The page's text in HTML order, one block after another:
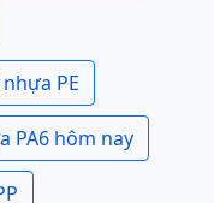
PE
PA6 hôm nay